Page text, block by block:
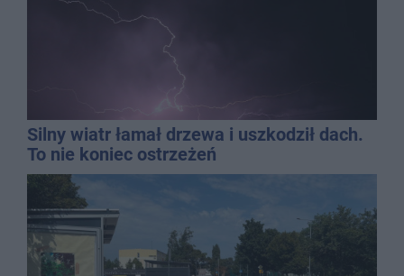
Silny wiatr łamał drzewa i uszkodził dach.
To nie koniec ostrzeżeń